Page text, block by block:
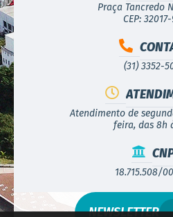
Praça Tancredo
CEP:
(31) 3352-
Atendimento de
feira, das 8h
18.715.508/
NEWSLETTER